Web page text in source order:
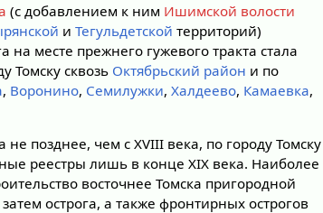
(с добавлением к ним Ишимской волости
иТегульдетской территорий)
на месте прежнего гужевого тракта стала
Томску сквозь Октябрьский район и по
, Воронино, Семилужки,Халдеево, Камаевка,
не позднее, чем с XVIII века, по городу Томску
реестры лишь в конце XIX века. Наиболее
восточнее Томска пригородной
острога, а также фронтирных острогов